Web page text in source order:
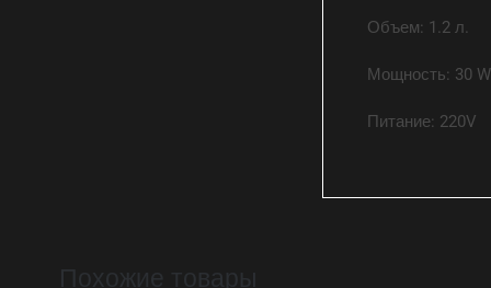
Объем: 1.2 л.
Мощность: 30 W
Питание: 220V
Похожие товары